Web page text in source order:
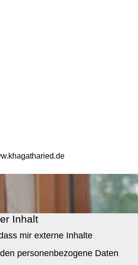
Inhalt
mir externe Inhalte
personenbezogene Daten